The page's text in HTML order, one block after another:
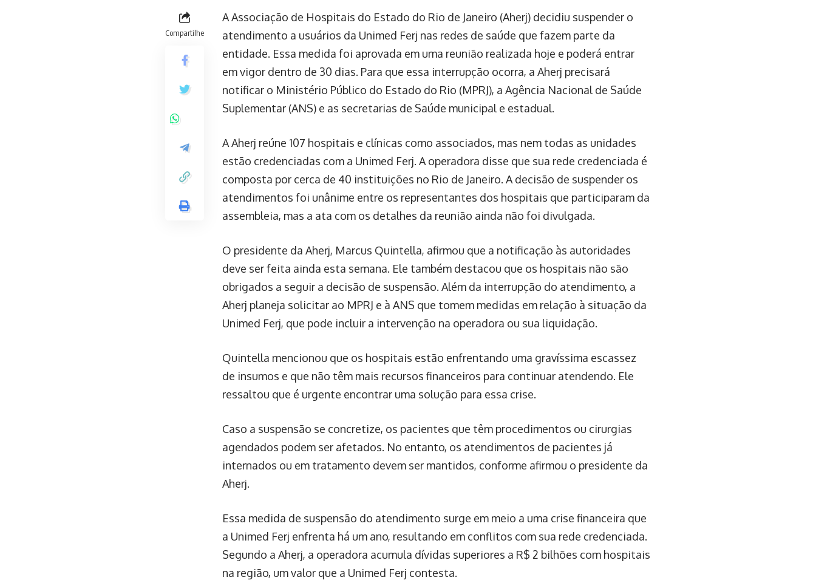
Compartilhe
A Associação de Hospitais do Estado do Rio de Janeiro (Aherj) decidiu suspender o
atendimento a usuários da Unimed Ferj nas redes de saúde que fazem parte da
entidade. Essa medida foi aprovada em uma reunião realizada hoje e poderá entrar
em vigor dentro de 30 dias. Para que essa interrupção ocorra, a Aherj precisará
notificar o Ministério Público do Estado do Rio (MPRJ), a Agência Nacional de Saúde
Suplementar (ANS) e as secretarias de Saúde municipal e estadual.
A Aherj reúne 107 hospitais e clínicas como associados, mas nem todas as unidades
estão credenciadas com a Unimed Ferj. A operadora disse que sua rede credenciada é
composta por cerca de 40 instituições no Rio de Janeiro. A decisão de suspender os
atendimentos foi unânime entre os representantes dos hospitais que participaram da
assembleia, mas a ata com os detalhes da reunião ainda não foi divulgada.
O presidente da Aherj, Marcus Quintella, afirmou que a notificação às autoridades
deve ser feita ainda esta semana. Ele também destacou que os hospitais não são
obrigados a seguir a decisão de suspensão. Além da interrupção do atendimento, a
Aherj planeja solicitar ao MPRJ e à ANS que tomem medidas em relação à situação da
Unimed Ferj, que pode incluir a intervenção na operadora ou sua liquidação.
Quintella mencionou que os hospitais estão enfrentando uma gravíssima escassez
de insumos e que não têm mais recursos financeiros para continuar atendendo. Ele
ressaltou que é urgente encontrar uma solução para essa crise.
Caso a suspensão se concretize, os pacientes que têm procedimentos ou cirurgias
agendados podem ser afetados. No entanto, os atendimentos de pacientes já
internados ou em tratamento devem ser mantidos, conforme afirmou o presidente da
Aherj.
Essa medida de suspensão do atendimento surge em meio a uma crise financeira que
a Unimed Ferj enfrenta há um ano, resultando em conflitos com sua rede credenciada.
Segundo a Aherj, a operadora acumula dívidas superiores a R$ 2 bilhões com hospitais
na região, um valor que a Unimed Ferj contesta.